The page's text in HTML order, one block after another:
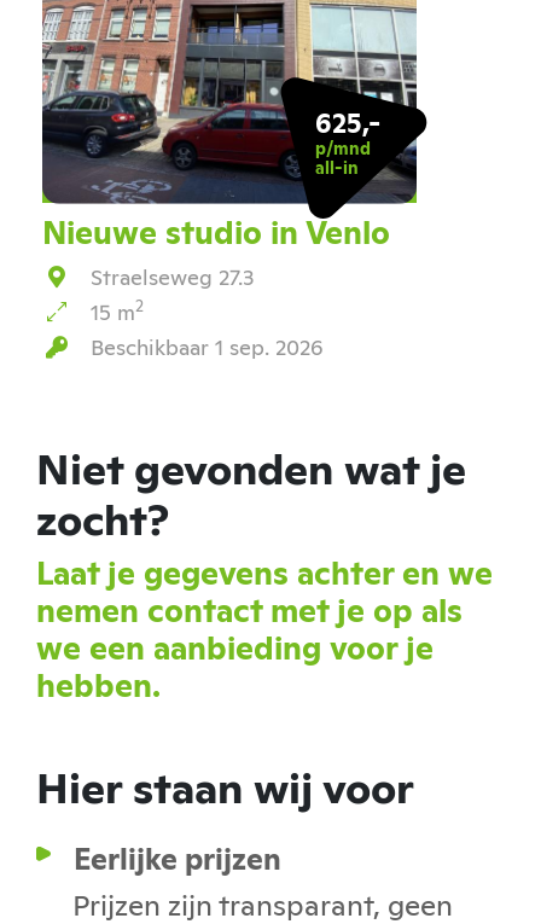
625,-
p/mnd
all-in
Nieuwe studio in Venlo
Straelseweg 27.3
15 m2
Beschikbaar 1 sep. 2026
Niet gevonden wat je
zocht?
Laat je gegevens achter en we
nemen contact met je op als
we een aanbieding voor je
hebben.
Hier staan wij voor
Eerlijke prijzen
Prijzen zijn transparant, geen